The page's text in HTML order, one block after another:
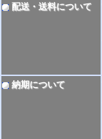
配送・送料について
納期について